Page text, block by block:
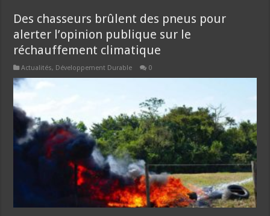
Des chasseurs brûlent des pneus pour
alerter l’opinion publique sur le
réchauffement climatique
Actualités, Développement Durable 0